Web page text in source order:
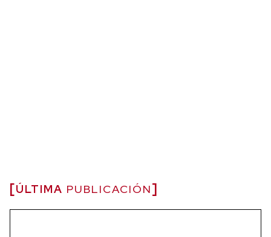
ÚLTIMA PUBLICACIÓN